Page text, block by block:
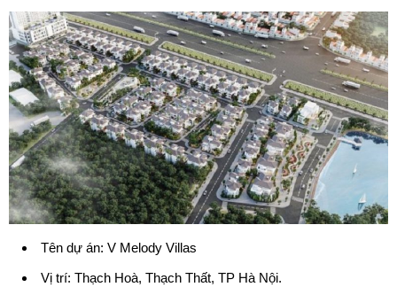
Tên dự án: V Melody Villas
Vị trí: Thạch Hoà, Thạch Thất, TP Hà Nội.